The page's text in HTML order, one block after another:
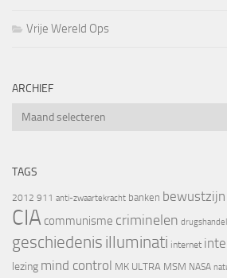
Vrije Wereld Ops
ARCHIEF
Archief
TAGS
2012 911 anti-zwaartekracht banken bewustzijn
CIA communisme criminelen drugshandel
geschiedenis illuminati internet
lezing mind control MK ULTRA MSM NASA